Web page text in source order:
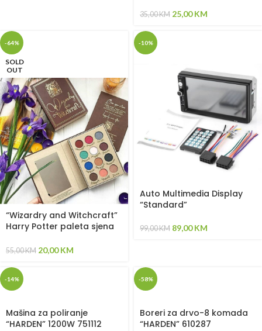
35,00KM 25,00KM
-64%
SOLD
OUT
“Wizardry and Witchcraft”
Harry Potter paleta sjena
55,00KM 20,00KM
-10%
Auto Multimedia Display
“Standard”
99,00KM 89,00KM
-14%
Mašina za poliranje
“HARDEN” 1200W 751112
-58%
Boreri za drvo-8 komada
“HARDEN” 610287